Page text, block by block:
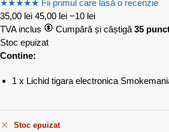
★★★★★ Fii primul care lasă o recenzie
35,00 lei 45,00 lei −10 lei
TVA inclus
Cumpără și câștigă 35
Stoc epuizat
Contine:
1 x Lichid tigara electronica
Stoc epuizat